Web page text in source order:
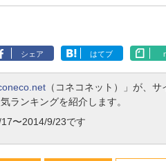
シェア はてブ
（コネコネット）」が、サ
ランキングを紹介します。
〜2014/9/23です